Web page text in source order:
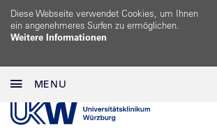
Diese Webseite verwendet Cookies, um Ihnen
ein angenehmeres Surfen zu ermöglichen.
Weitere Informationen
MENU